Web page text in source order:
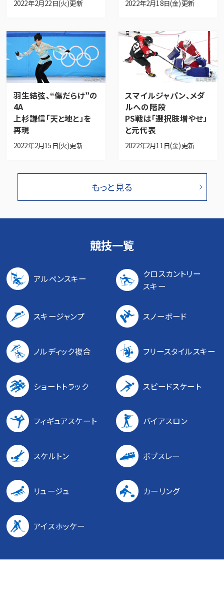
2022年2月22日(火)更新 2022年2月18日(金)更新
羽生結弦、“傷だらけ”の
4A
上杉謙信「天と地と」を
再現
2022年2月15日(火)更新
スマイルジャパン、メダ
ルへの階段
PS戦は「選択肢増やせ」
と元代表
2022年2月11日(金)更新
もっと見る
競技一覧
アルペンスキー
クロスカントリー
スキー
スキージャンプ スノーボード
ノルディック複合 フリースタイルスキー
ショートトラック スピードスケート
フィギュアスケート バイアスロン
スケルトン ボブスレー
リュージュ カーリング
アイスホッケー